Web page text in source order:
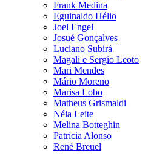
Frank Medina
Eguinaldo Hélio
Joel Engel
Josué Gonçalves
Luciano Subirá
Magali e Sergio Leoto
Mari Mendes
Mário Moreno
Marisa Lobo
Matheus Grismaldi
Néia Leite
Melina Botteghin
Patrícia Alonso
René Breuel